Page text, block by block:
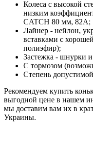
Колеса с высокой
низким
CATCH 80 мм, 82A;
Лайнер - нейлон,
вставками с
полиэфир);
Застежка - шнурки и
С тормозом
Степень
Рекомендуем купить
выгодной цене в нашем
мы доставим вам их в
Украины.